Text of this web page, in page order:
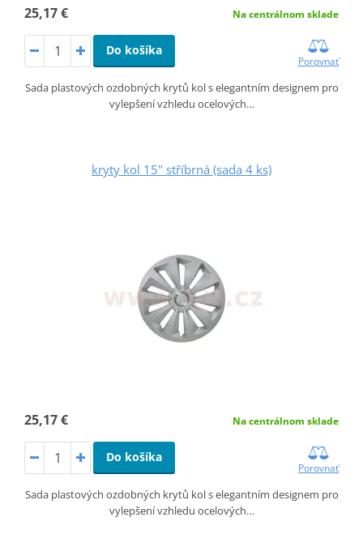
25,17 € Na centrálnom sklade
Do košíka
Porovnať
Sada plastových ozdobných krytů kol s elegantním designem pro
vylepšení vzhledu ocelových…
kryty kol 15" stříbrná (sada 4 ks)
25,17 € Na centrálnom sklade
Do košíka
Porovnať
Sada plastových ozdobných krytů kol s elegantním designem pro
vylepšení vzhledu ocelových…